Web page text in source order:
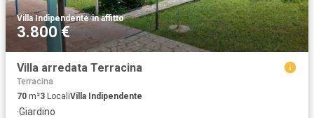
Villa Indipendente·in affitto
3.800 €
Villa arredata Terracina
Terracina
70 m²3 LocaliVilla Indipendente
·Giardino